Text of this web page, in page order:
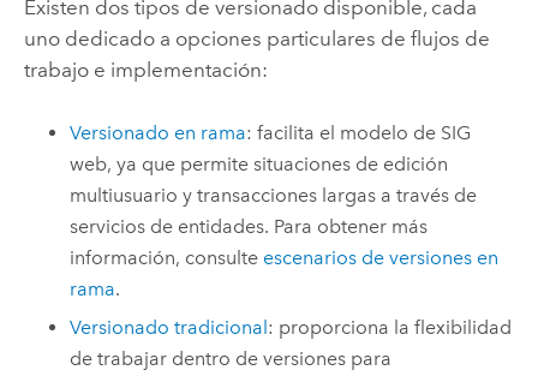
Existen dos tipos de versionado disponible, cada
uno dedicado a opciones particulares de flujos de
trabajo e implementación:
Versionado en rama: facilita el modelo de SIG
web, ya que permite situaciones de edición
multiusuario y transacciones largas a través de
servicios de entidades. Para obtener más
información, consulte escenarios de versiones en
rama.
Versionado tradicional : proporciona la flexibilidad
de trabajar dentro de versiones para